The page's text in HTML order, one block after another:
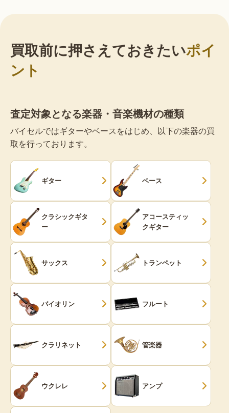
買取前に押さえておきたいポイ
ント
査定対象となる楽器・音楽機材の種類
バイセルではギターやベースをはじめ、以下の楽器の買
取を行っております。
ギター ベース
クラシックギタ
ー
アコースティッ
クギター
サックス トランペット
バイオリン フルート
クラリネット 管楽器
ウクレレ アンプ